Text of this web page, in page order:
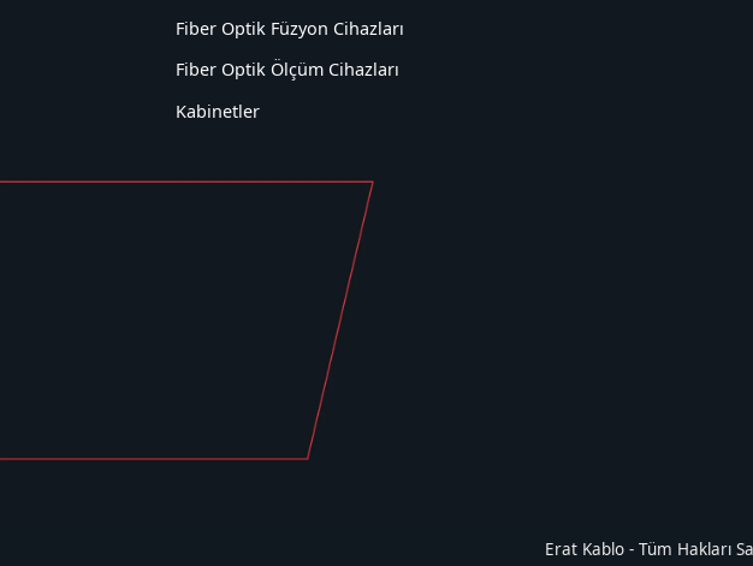
Fiber Optik Füzyon Cihazları
Fiber Optik Ölçüm Cihazları
Kabinetler
Erat Kablo - Tüm Hakları